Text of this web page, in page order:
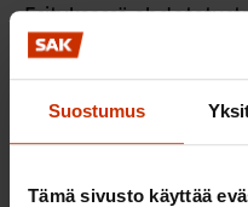
Suostumus
Tämä sivusto käyttää
Esityksessä
lakkauttamisesta ja
organisoinnista
työ- ja
palvelukseen. Osa
henkilöstä